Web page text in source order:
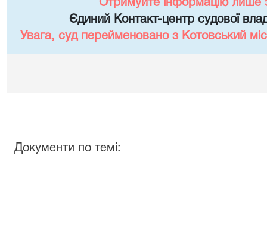
Отримуйте інформацію лише
Єдиний Контакт-центр судової
Увага, суд перейменовано з Котовський
Документи по темі: